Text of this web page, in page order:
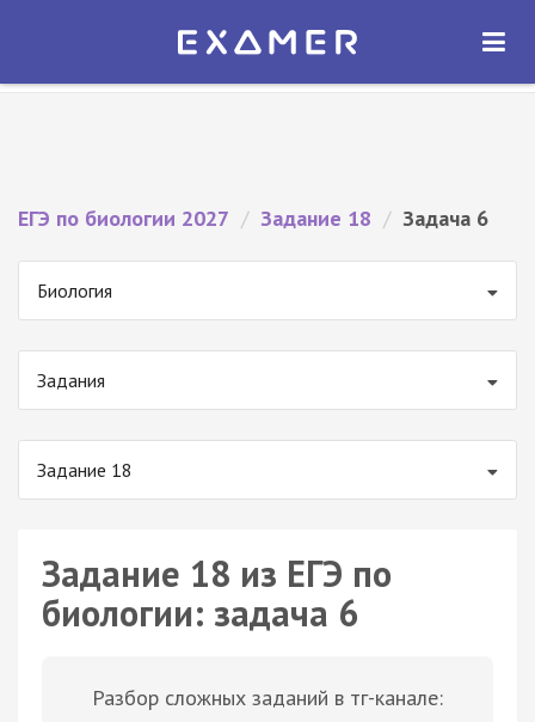
Экзамер — ЕГЭ 2027
ОТКРЫТЬ
ЕГЭ по биологии 2027 / Задание 18 / Задача 6
Биология
Задания
Задание 18
Задание 18 из ЕГЭ по
биологии: задача 6
Разбор сложных заданий в тг-канале: